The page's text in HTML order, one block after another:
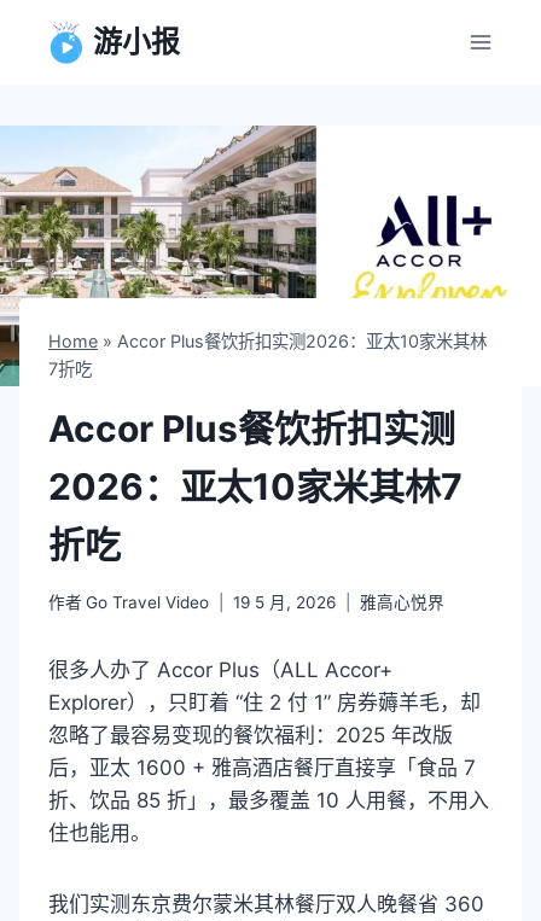
游小报
Home » Accor Plus餐饮折扣实测2026：亚太10家米其林
7折吃
Accor Plus餐饮折扣实测
2026：亚太10家米其林7
折吃
作者 Go Travel Video 19 5 月, 2026 雅高心悦界
很多人办了 Accor Plus（ALL Accor+
Explorer），只盯着 “住 2 付 1” 房券薅羊毛，却
忽略了最容易变现的餐饮福利：2025 年改版
后，亚太 1600 + 雅高酒店餐厅直接享「食品 7
折、饮品 85 折」，最多覆盖 10 人用餐，不用入
住也能用。
我们实测东京费尔蒙米其林餐厅双人晚餐省 360